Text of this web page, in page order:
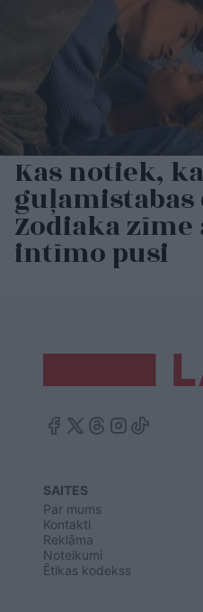
Kas notiek,
Zodiaka
intīmo pusi
SAITES
Par mums
Kontakti
Reklāma
Noteikumi
Ētikas kodekss